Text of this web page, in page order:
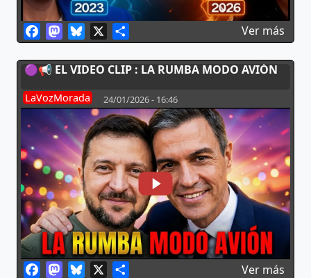
Ver más
FacebookMastodon
Bluesky
🟣📢 EL VIDEO CLIP : LA RUMBA MODO AVIÓN
LaVozMorada 24/01/2026 - 16:46
Ver más
FacebookMastodon
Bluesky